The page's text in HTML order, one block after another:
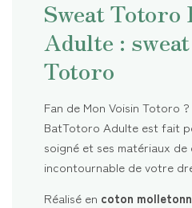
Sweat Totoro
Adulte :
Totoro
Fan de Mon Voisin Totoro
BatTotoro Adulte est fait
soigné et ses matériaux
incontournable de votre
Réalisé en coton